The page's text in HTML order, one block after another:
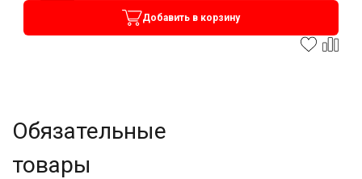
Добавить в корзину
Обязательные
товары